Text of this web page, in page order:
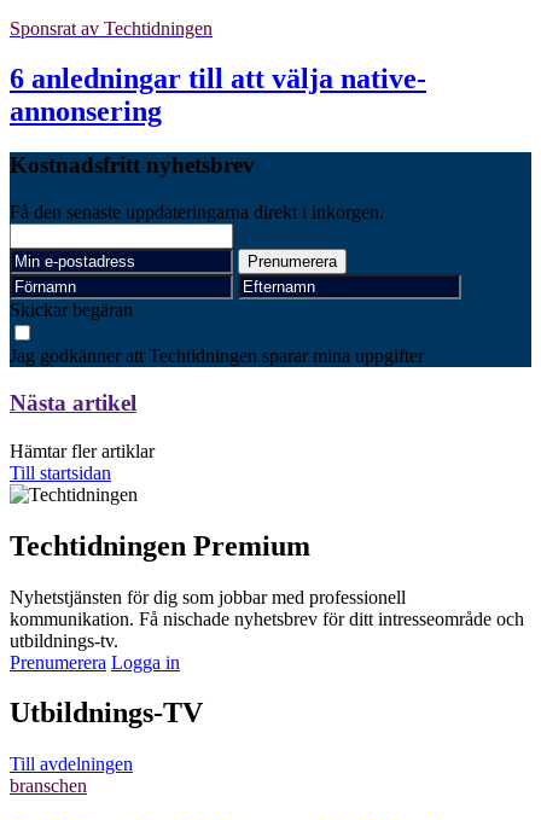
Sponsrat av Techtidningen
6 anledningar till att välja native-
annonsering
Kostnadsfritt nyhetsbrev
Få den senaste uppdateringarna direkt i inkorgen.
Skickar begäran
Jag godkänner att Techtidningen sparar mina uppgifter
Nästa artikel
Hämtar fler artiklar
Till startsidan
Techtidningen Premium
Nyhetstjänsten för dig som jobbar med professionell
kommunikation. Få nischade nyhetsbrev för ditt intresseområde och
utbildnings-tv.
Prenumerera Logga in
Utbildnings-TV
Till avdelningen
branschen